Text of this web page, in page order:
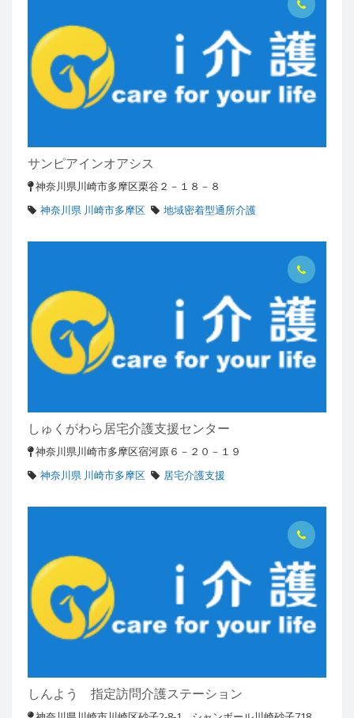
サンピアインオアシス
神奈川県川崎市多摩区栗谷２－１８－８
神奈川県 川崎市多摩区
地域密着型通所介護
しゅくがわら居宅介護支援センター
神奈川県川崎市多摩区宿河原６－２０－１９
神奈川県 川崎市多摩区
居宅介護支援
しんよう 指定訪問介護ステーション